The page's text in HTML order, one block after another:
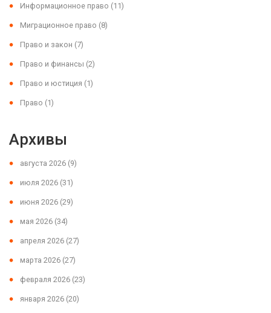
Информационное право (11)
Миграционное право (8)
Право и закон (7)
Право и финансы (2)
Право и юстиция (1)
Право (1)
Архивы
августа 2026 (9)
июля 2026 (31)
июня 2026 (29)
мая 2026 (34)
апреля 2026 (27)
марта 2026 (27)
февраля 2026 (23)
января 2026 (20)